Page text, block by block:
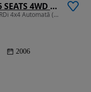
Hyundai Santa Fe 2.2 DSL VGT 5 SEATS 4WD AT FULL
2188 cm3 • 150 CP • Hyundai Santa Fe 2.2 CRDi 4x4 Automată (2006)
2006